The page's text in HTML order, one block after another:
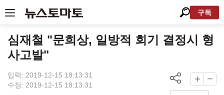
구독
심재철 "문희상, 일방적 회기 결정시 형
사고발"
입력: 2019-12-15 18:13:31
수정: 2019-12-15 18:13:31